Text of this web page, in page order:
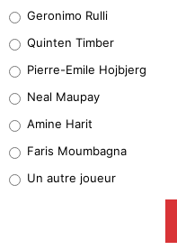
32%
5%
1%
9%
Geronimo Rulli
Quinten Timber
Pierre-Emile Hojbjerg
Neal Maupay
Amine Harit
Faris Moumbagna
Un autre joueur